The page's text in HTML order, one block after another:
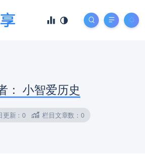
： 小智爱历史
更新：0 栏目文章数： 0